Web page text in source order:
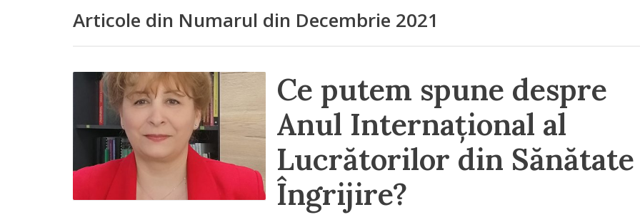
Articole din Numarul din Decembrie 2021
Ce putem spune despre
Anul Internațional al
Lucrătorilor din
Îngrijire?